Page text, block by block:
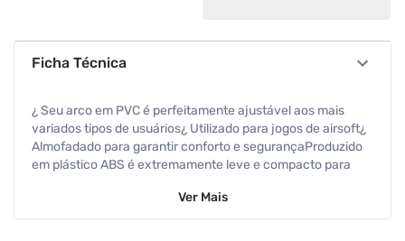
Ficha Técnica
¿ Seu arco em PVC é perfeitamente ajustável aos mais
variados tipos de usuários¿ Utilizado para jogos de airsoft¿
Almofadado para garantir conforto e segurançaProduzido
em plástico ABS é extremamente leve e compacto para
muito utilizado em jogos de airsoft, pois sua proteção em
Ver Mais